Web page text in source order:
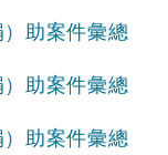
助案件彙總
助案件彙總
助案件彙總